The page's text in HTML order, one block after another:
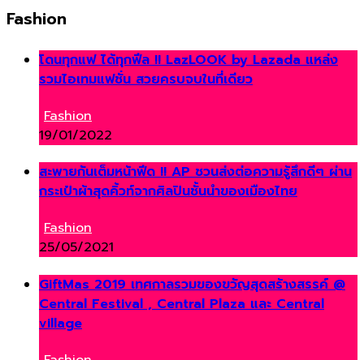
Fashion
โดนทุกแฟ ได้ทุกฟีล !! LazLOOK by Lazada แหล่ง
รวมไอเทมแฟชั่น สวยครบจบในที่เดียว
Fashion
19/01/2022
สะพายกันเต็มหน้าฟีด !! AP ชวนส่งต่อความรู้สึกดีๆ ผ่าน
กระเป๋าผ้าสุดคิ้วท์จากศิลปินชั้นนำของเมืองไทย
Fashion
25/05/2021
GiftMas 2019 เทศกาลรวมของขวัญสุดสร้างสรรค์ @
Central Festival , Central Plaza และ Central
village